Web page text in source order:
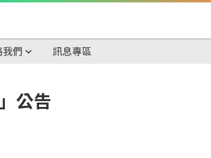
我們 訊息專區
公告